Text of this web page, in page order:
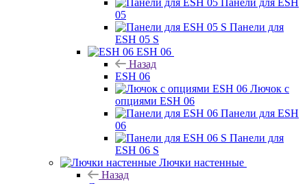
Панели для ESH
05
Панели для
ESH 05 S
ESH 06
Назад
ESH 06
Лючок с
опциями ESH 06
Панели для ESH
06
Панели для
ESH 06 S
Лючки настенные
Назад